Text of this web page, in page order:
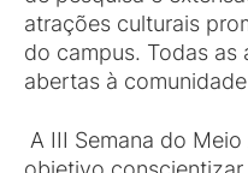
atrações culturais
do campus. Todas
abertas à
A III Semana do